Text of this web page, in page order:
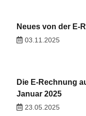
Neues von der E-
03.11.2025
Die E-Rechnung
Januar 2025
23.05.2025